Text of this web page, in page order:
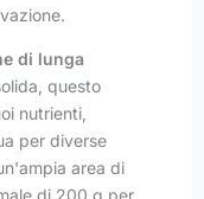
di lunga
questo
nutrienti,
per diverse
area di
di 200 g per